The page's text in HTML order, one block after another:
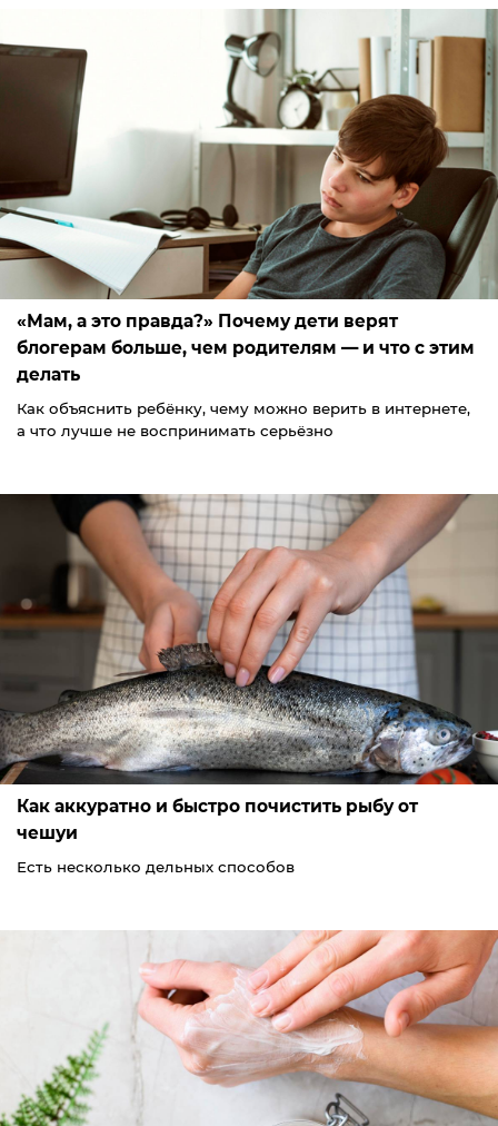
«Мам, а это правда?» Почему дети верят
блогерам больше, чем родителям — и что с этим
делать
Как объяснить ребёнку, чему можно верить в интернете,
а что лучше не воспринимать серьёзно
Как аккуратно и быстро почистить рыбу от
чешуи
Есть несколько дельных способов